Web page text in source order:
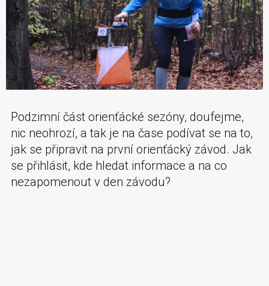
Podzimní část orienťácké sezóny, doufejme,
nic neohrozí, a tak je na čase podívat se na to,
jak se připravit na první orienťácký závod. Jak
se přihlásit, kde hledat informace a na co
nezapomenout v den závodu?